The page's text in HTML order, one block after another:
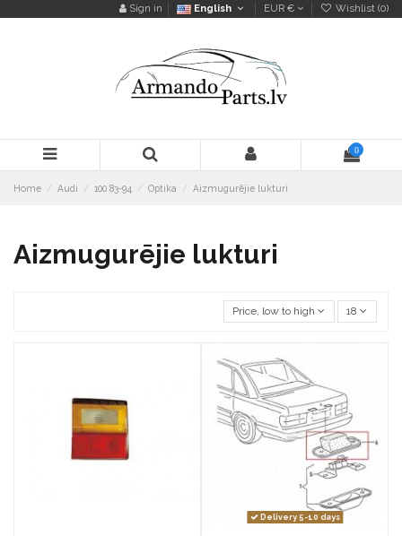
Sign in English EUR € Wishlist (0)
0
Home Audi 100 83-94 Optika Aizmugurējie lukturi
Aizmugurējie lukturi
Price, low to high 18
Delivery 5-10 days